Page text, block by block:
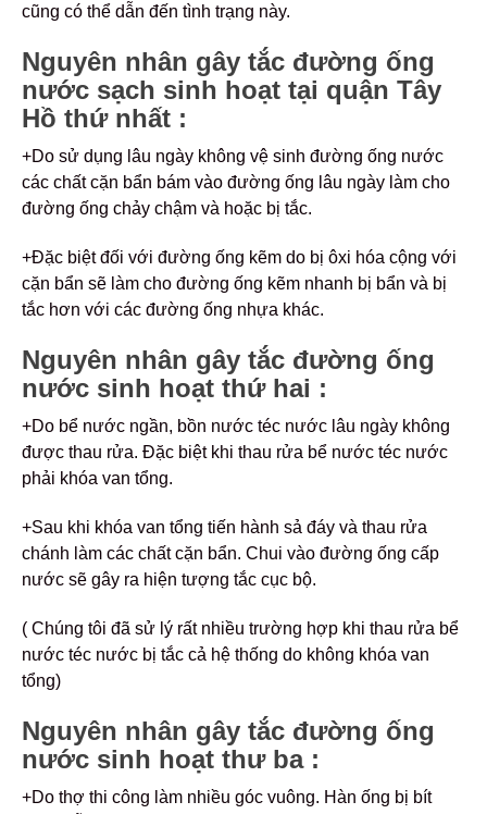
cũng có thể dẫn đến tình trạng này.
Nguyên nhân gây tắc đường ống
nước sạch sinh hoạt tại quận Tây
Hồ thứ nhất :
+Do sử dụng lâu ngày không vệ sinh đường ống nước
các chất cặn bẩn bám vào đường ống lâu ngày làm cho
đường ống chảy chậm và hoặc bị tắc.
+Đặc biệt đối với đường ống kẽm do bị ôxi hóa cộng với
cặn bẩn sẽ làm cho đường ống kẽm nhanh bị bẩn và bị
tắc hơn với các đường ống nhựa khác.
Nguyên nhân gây tắc đường ống
nước sinh hoạt thứ hai :
+Do bể nước ngần, bồn nước téc nước lâu ngày không
được thau rửa. Đặc biệt khi thau rửa bể nước téc nước
phải khóa van tổng.
+Sau khi khóa van tổng tiến hành sả đáy và thau rửa
chánh làm các chất cặn bẩn. Chui vào đường ống cấp
nước sẽ gây ra hiện tượng tắc cục bộ.
( Chúng tôi đã sử lý rất nhiều trường hợp khi thau rửa bể
nước téc nước bị tắc cả hệ thống do không khóa van
tổng)
Nguyên nhân gây tắc đường ống
nước sinh hoạt thư ba :
+Do thợ thi công làm nhiều góc vuông. Hàn ống bị bít